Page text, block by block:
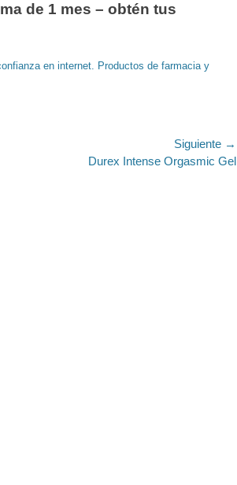
de 1 mes – obtén tus
en internet. Productos de farmacia y
Siguiente →
Durex Intense Orgasmic Gel